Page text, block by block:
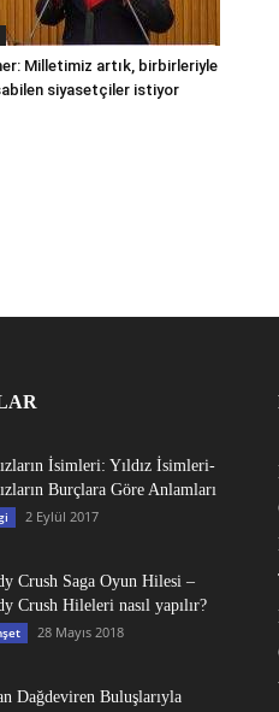
Milletimiz artık, birbirleriyle
siyasetçiler istiyor
İsimleri: Yıldız İsimleri-
Burçlara Göre Anlamları
2 Eylül 2017
Crush Saga Oyun Hilesi –
Crush Hileleri nasıl yapılır?
28 Mayıs 2018
Dağdeviren Buluşlarıyla